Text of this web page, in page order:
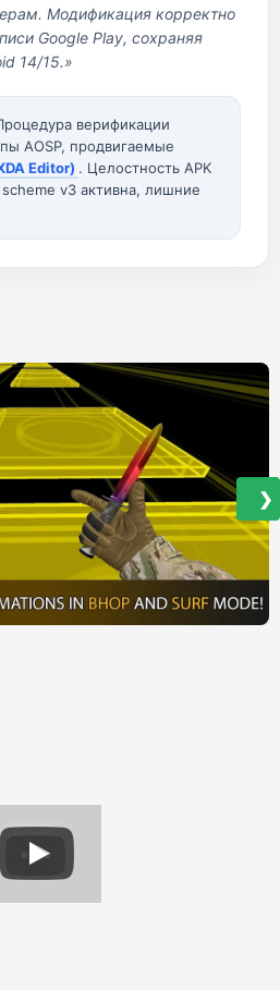
Модификация корректно
Google Play, сохраняя
14/15.»
верификации
AOSP, продвигаемые
Editor) . Целостность APK
v3 активна, лишние
❯